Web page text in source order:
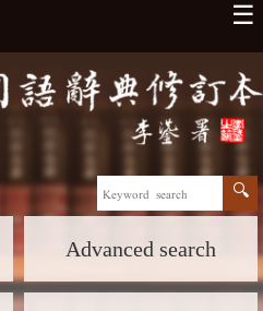
☰
Advanced search